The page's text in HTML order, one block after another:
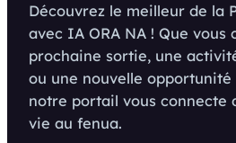
Découvrez le meilleur de la
avec IA ORA NA ! Que vous
prochaine sortie, une
ou une nouvelle opportunité
notre portail vous connecte
vie au fenua.